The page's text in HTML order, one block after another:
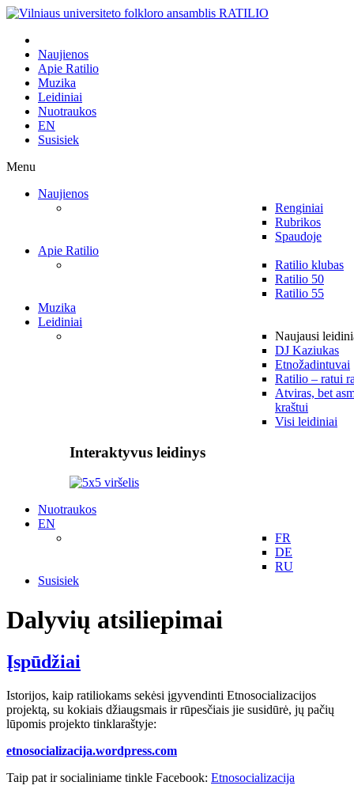
Naujienos
Apie Ratilio
Muzika
Leidiniai
Nuotraukos
EN
Susisiek
Menu
Naujienos
Renginiai
Rubrikos
Spaudoje
Apie Ratilio
Ratilio klubas
Ratilio 50
Ratilio 55
Muzika
Leidiniai
Naujausi
DJ Kaziukas
Etnožadintuvai
Ratilio – ratui
Atviras, bet
kraštui
Visi leidiniai
Interaktyvus leidinys
Nuotraukos
EN
FR
DE
RU
Susisiek
Dalyvių atsiliepimai
Įspūdžiai
Istorijos, kaip ratiliokams sekėsi įgyvendinti Etnosocializacijos
projektą, su kokiais džiaugsmais ir rūpesčiais jie susidūrė, jų pačių
lūpomis projekto tinklaraštyje:
etnosocializacija.wordpress.com
Taip pat ir socialiniame tinkle Facebook: Etnosocializacija